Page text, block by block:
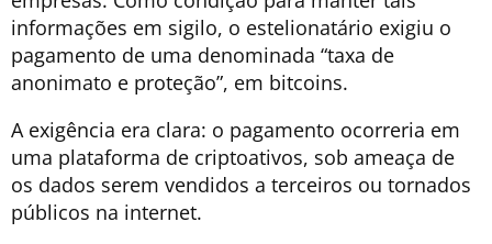
informações em sigilo, o estelionatário exigiu o
pagamento de uma denominada “taxa de
anonimato e proteção”, em bitcoins.
A exigência era clara: o pagamento ocorreria em
uma plataforma de criptoativos, sob ameaça de
os dados serem vendidos a terceiros ou tornados
públicos na internet.